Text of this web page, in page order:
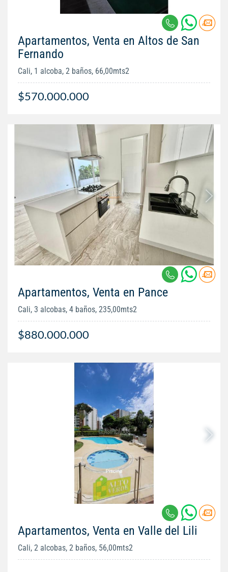
Apartamentos, Venta en Altos de San
Fernando
Cali, 1 alcoba, 2 baños, 66,00mts2
$570.000.000
Apartamentos, Venta en Pance
Cali, 3 alcobas, 4 baños, 235,00mts2
$880.000.000
Apartamentos, Venta en Valle del Lili
Cali, 2 alcobas, 2 baños, 56,00mts2